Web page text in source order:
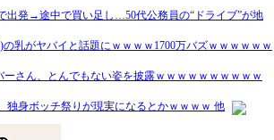
出発→途中で買い足し…50代公務員の“ドライブ”が地
の乳がヤバイと話題にｗｗｗｗ1700万バズｗｗｗｗｗｗ
ーさん、とんでもない姿を披露ｗｗｗｗｗｗｗｗｗｗ
独身ボッチ祭りが現実になるとかｗｗｗｗ 他